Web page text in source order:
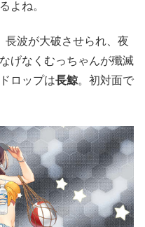
よね。
長波が大破させられ、夜
げなくむっちゃんが殲滅
ロップは長鯨。初対面で